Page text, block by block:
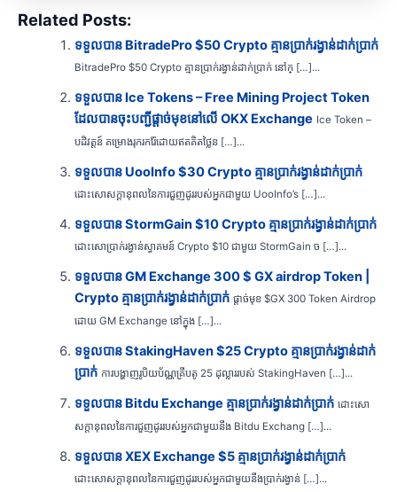
Related Posts:
ទទួលបាន BitradePro $50 Crypto គ្មានប្រាក់រង្វាន់ដាក់ប្រាក់
BitradePro $50 Crypto គ្មានប្រាក់រង្វាន់ដាក់ប្រាក់ នៅក្ […]...
ទទួលបាន Ice Tokens – Free Mining Project Token
ដែលបានចុះបញ្ជីផ្តាច់មុខនៅលើ OKX Exchange Ice Token –
បដិវត្តន៍ គម្រោងរុករករ៉ែដោយឥតគិតថ្លៃន […]...
ទទួលបាន UooInfo $30 Crypto គ្មានប្រាក់រង្វាន់ដាក់ប្រាក់
ដោះសោសក្តានុពលនៃការជួញដូររបស់អ្នកជាមួយ UooInfo’s […]...
ទទួលបាន StormGain $10 Crypto គ្មានប្រាក់រង្វាន់ដាក់ប្រាក់
ដោះសោប្រាក់រង្វាន់ស្វាគមន៍ Crypto $10 ជាមួយ StormGain ច […]...
ទទួលបាន GM Exchange 300 $ GX airdrop Token |
Crypto គ្មានប្រាក់រង្វាន់ដាក់ប្រាក់ ផ្តាច់មុខ $GX 300 Token Airdrop
ដោយ GM Exchange នៅក្នុង […]...
ទទួលបាន StakingHaven $25 Crypto គ្មានប្រាក់រង្វាន់ដាក់
ប្រាក់ ការបង្ហាញរូបិយប័ណ្ណគ្រីបតូ 25 ដុល្លាររបស់ StakingHaven […]...
ទទួលបាន Bitdu Exchange គ្មានប្រាក់រង្វាន់ដាក់ប្រាក់ ដោះសោ
សក្តានុពលនៃការជួញដូររបស់អ្នកជាមួយនឹង Bitdu Exchang […]...
ទទួលបាន XEX Exchange $5 គ្មានប្រាក់រង្វាន់ដាក់ប្រាក់
ដោះសោសក្តានុពលនៃការជួញដូររបស់អ្នកជាមួយនឹងប្រាក់រង្វាន់ […]...